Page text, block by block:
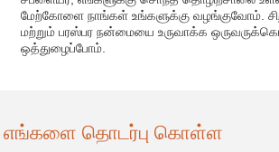
மேற்கோளை நாங்கள் உங்களுக்கு வழங்குவோம்.
மற்றும் பரஸ்பர நன்மையை உருவாக்க
ஒத்துழைப்போம்.
எங்களை தொடர்பு கொள்ள